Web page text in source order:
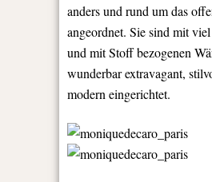
anders und rund um das
angeordnet. Sie sind mit
und mit Stoff bezogenen
wunderbar extravagant,
modern eingerichtet.